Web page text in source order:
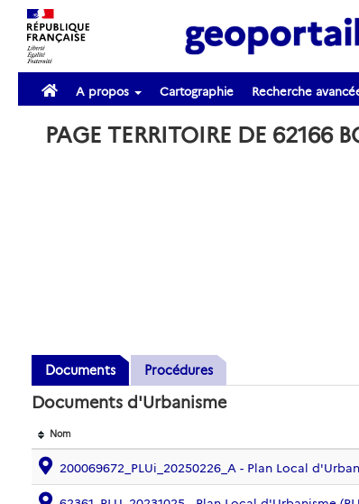
A propos Cartographie Recherche
PAGE TERRITOIRE DE 62166
Documents
Procédures
Documents d'Urbanisme
Nom
200069672_PLUi_20250226_A - Plan Local